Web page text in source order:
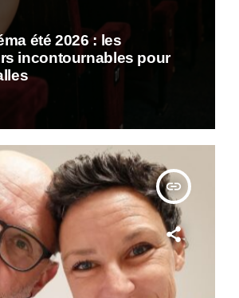
été 2026 : les
incontournables pour
insert_link